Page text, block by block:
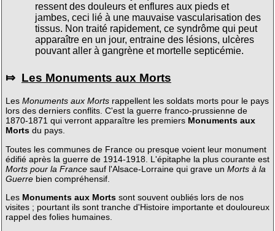
ressent des douleurs et enflures aux pieds et
jambes, ceci lié à une mauvaise vascularisation des
tissus. Non traité rapidement, ce syndrôme qui peut
apparaître en un jour, entraine des lésions, ulcères
pouvant aller à gangrène et mortelle septicémie.
⤇ Les Monuments aux Morts
Les Monuments aux Mortsrappellent les soldats morts pour le pays
lors des derniers conflits. C'est la guerre franco-prussienne de
1870-1871 qui verront apparaître les premiers Monuments aux
Mortsdu pays.
Toutes les communes de France ou presque voient leur monument
édifié après la guerre de 1914-1918. L'épitaphe la plus courante est
Morts pour la Francesauf l'Alsace-Lorraine qui grave un Morts à la
Guerrebien compréhensif.
Les Monuments aux Mortssont souvent oubliés lors de nos
visites ; pourtant ils sont tranche d'Histoire importante et douloureux
rappel des folies humaines.